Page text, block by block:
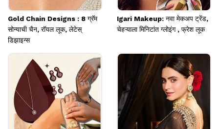
Gold Chain Designs : 8 ग्रॅम
सोन्याची चैन, रॉयल लूक, लेटेस्
डिझाइन्स
Igari Makeup: नवा मेकअप ट्रेंड,
चेहऱ्याला मिनिटांत ग्लोइंग , फ्रेश लूक